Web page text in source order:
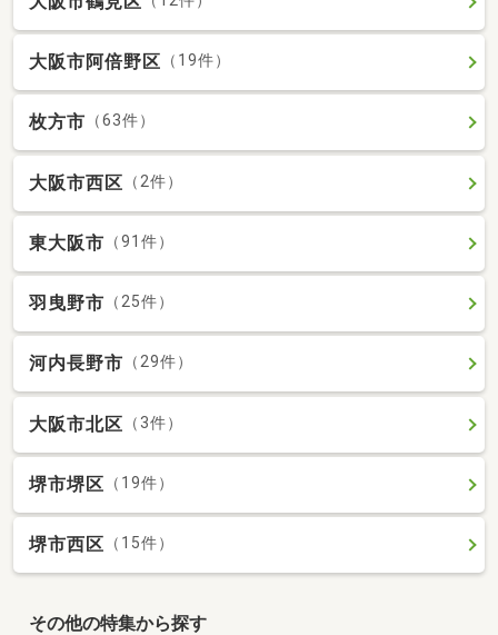
大阪市阿倍野区 （19件）
枚方市 （63件）
大阪市西区 （2件）
東大阪市 （91件）
羽曳野市 （25件）
河内長野市 （29件）
大阪市北区 （3件）
堺市堺区 （19件）
堺市西区 （15件）
その他の特集から探す